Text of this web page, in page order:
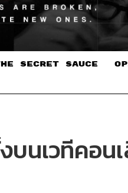
SECRET SAUCE​
นเวทีคอน